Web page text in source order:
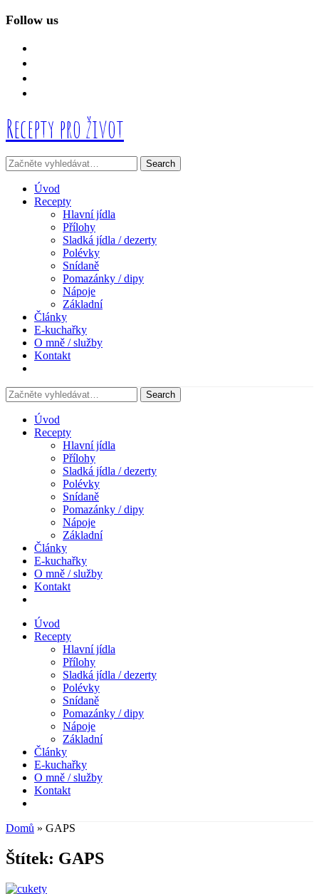
Follow us
Recepty pro život
Úvod
Recepty
Hlavní jídla
Přílohy
Sladká jídla / dezerty
Polévky
Snídaně
Pomazánky / dipy
Nápoje
Základní
Články
E-kuchařky
O mně / služby
Kontakt
Úvod
Recepty
Hlavní jídla
Přílohy
Sladká jídla / dezerty
Polévky
Snídaně
Pomazánky / dipy
Nápoje
Základní
Články
E-kuchařky
O mně / služby
Kontakt
Úvod
Recepty
Hlavní jídla
Přílohy
Sladká jídla / dezerty
Polévky
Snídaně
Pomazánky / dipy
Nápoje
Základní
Články
E-kuchařky
O mně / služby
Kontakt
Domů » GAPS
Štítek: GAPS